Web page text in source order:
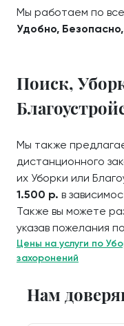
Мы работаем по
Удобно,
Поиск,
Мы также
дистанционного
их Уборки или
1.500 р. в
Также вы можете
указав пожелания
Цены на услуги по
захоронений
Нам